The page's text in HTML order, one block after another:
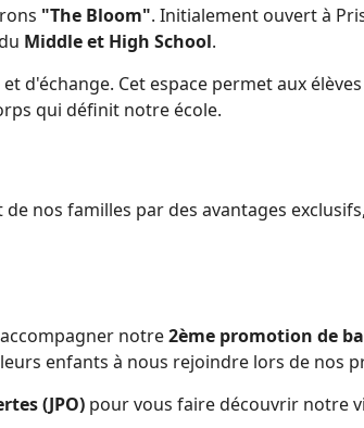
"The Bloom". Initialement ouvert à
Middle et High School.
d'échange. Cet espace permet aux
qui définit notre école.
nos familles par des avantages
notre2ème promotion de
enfants à nous rejoindre lors de nos
(JPO) pour vous faire découvrir notre